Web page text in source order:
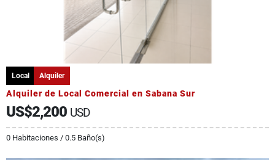
Local Alquiler
Alquiler de Local Comercial en Sabana Sur
US$2,200 USD
0 Habitaciones / 0.5 Baño(s)